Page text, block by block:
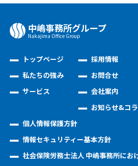
中嶋事務所グループ
Nakajima Oﬃce Group
トップページ
私たちの強み
サービス
採用情報
お問合せ
会社案内
お知らせ&コ
個人情報保護方針
情報セキュリティー基本方針
社会保険労務士法人 中嶋事務所にお